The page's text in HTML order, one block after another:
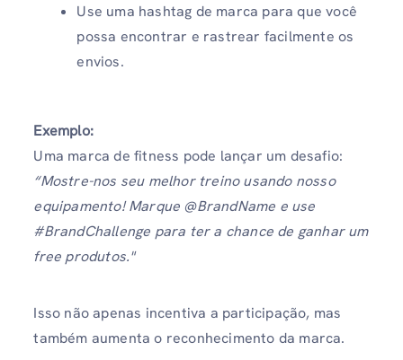
Use uma hashtag de marca para que você
possa encontrar e rastrear facilmente os
envios.
Exemplo:
Uma marca de fitness pode lançar um desafio:
“Mostre-nos seu melhor treino usando nosso
equipamento! Marque @BrandName e use
#BrandChallenge para ter a chance de ganhar um
free produtos."
Isso não apenas incentiva a participação, mas
também aumenta o reconhecimento da marca.